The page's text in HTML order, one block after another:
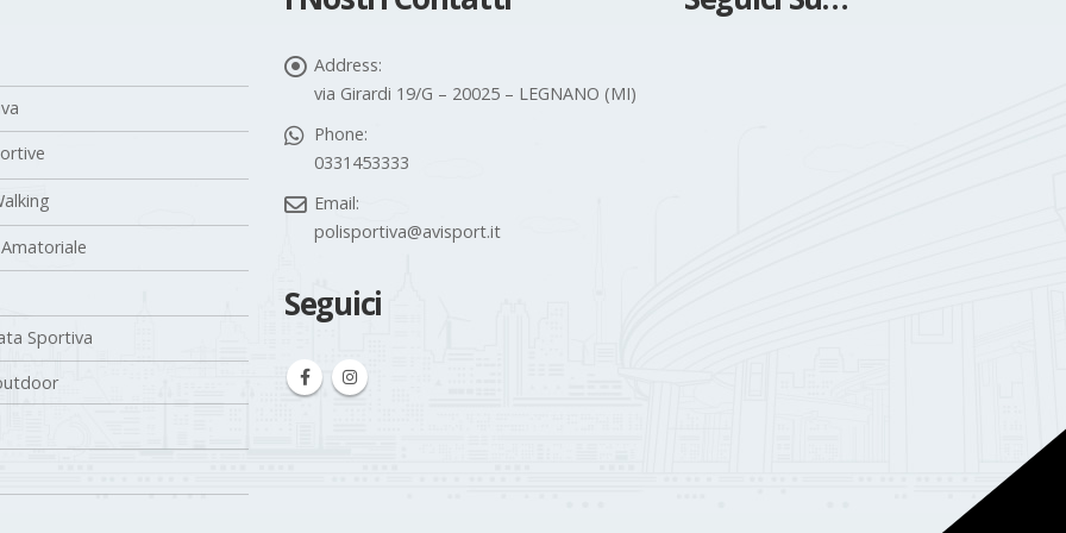
Sportiva
Address:
via Girardi 19/G – 20025 – LEGNANO (MI)
Phone:
0331453333
Email:
polisportiva@avisport.it
Seguici